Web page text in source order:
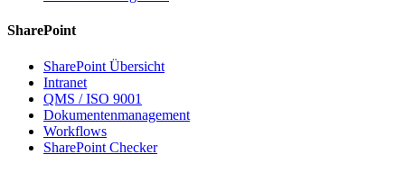
SharePoint
SharePoint Übersicht
Intranet
QMS / ISO 9001
Dokumentenmanagement
Workflows
SharePoint Checker